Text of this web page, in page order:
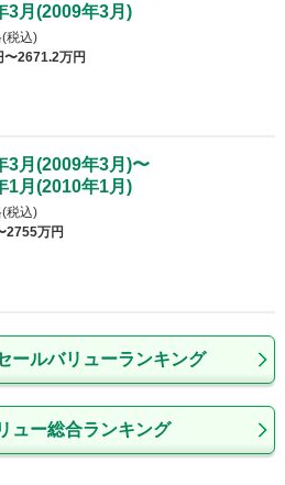
3月 (2009年3月 )
税込)
〜2671.2万円
3月 (2009年3月 )〜
1月 (2010年1月 )
税込)
2755万円
ールバリューランキング
ュー総合ランキング